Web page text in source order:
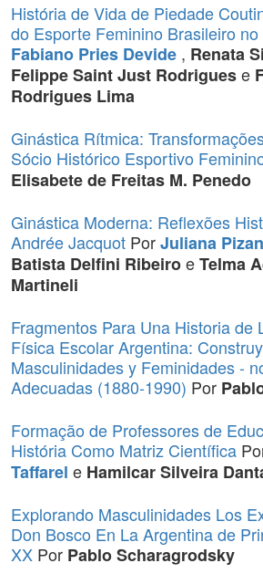
História de Vida de Piedade
do Esporte Feminino Brasileiro
Fabiano Pries Devide , Renata
Felippe Saint Just Rodriguese
Rodrigues Lima
Ginástica Rítmica:
Sócio Histórico Esportivo
Elisabete de Freitas M. Penedo
Ginástica Moderna: Reflexões
Andrée Jacquot PorJuliana
Batista Delfini RibeiroeTelma
Martineli
Fragmentos Para Una Historia de
Física Escolar Argentina:
Masculinidades y Feminidades -
Adecuadas (1880-1990) Por
Formação de Professores de
História Como Matriz Científica
Taffarel e Hamilcar Silveira
Explorando Masculinidades Los
Don Bosco En La Argentina de
XX Por Pablo Scharagrodsky